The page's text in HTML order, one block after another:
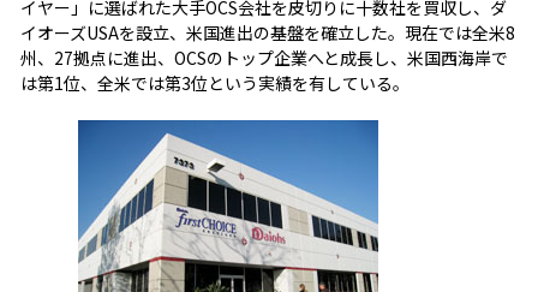
イヤー」に選ばれた大手OCS会社を皮切りに十数社を買収し、ダ
イオーズUSAを設立、米国進出の基盤を確立した。現在では全米8
州、27拠点に進出、OCSのトップ企業へと成長し、米国西海岸で
は第1位、全米では第3位という実績を有している。